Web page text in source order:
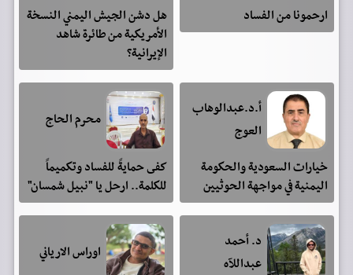
ارحمونا من الفساد
هل دشن الجيش اليمني النسخة
الأمريكية من طائرة شاهد
الإيرانية؟
أ.د.عبدالوهاب
العوج
خيارات السعودية والحكومة
اليمنية في مواجهة الحوثيين
محرم الحاج
كفى حمايةً للفساد وتكميماً
للكلمة.. ارحل يا "نبيل شمسان"
د. أحمد
عبداللآه
اوراس الارياني